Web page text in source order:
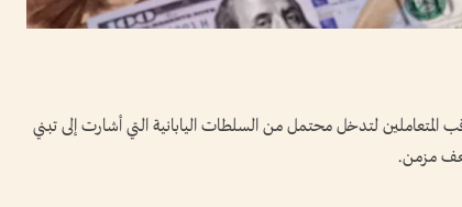
المتعاملين لتدخل محتمل من السلطات اليابانية ‌التي أشارت ​إلى تبني
مزمن.